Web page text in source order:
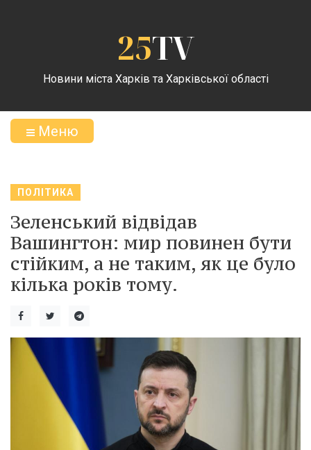
25TV
Новини міста Харків та Харківської області
Меню
ПОЛІТИКА
Зеленський відвідав
Вашингтон: мир повинен бути
стійким, а не таким, як це було
кілька років тому.